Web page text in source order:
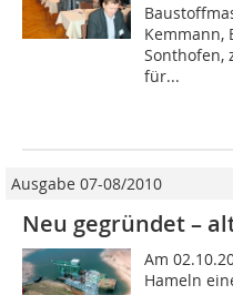
Kemmann,
Sonthofen,
für...
Ausgabe 07-08/2010
Neu gegründet –
Am
Hameln